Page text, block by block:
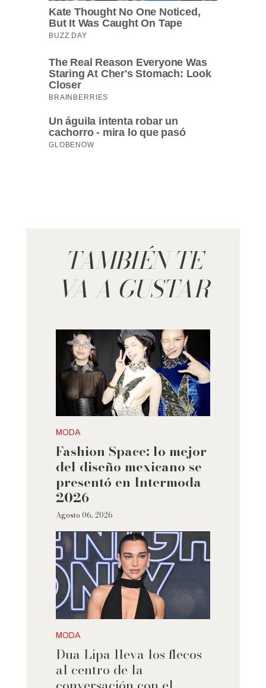
TAMBIÉN TE
VA A GUSTAR
MODA
Fashion Space: lo mejor
del diseño mexicano se
presentó en Intermoda
2026
Agosto 06, 2026
MODA
Dua Lipa lleva los flecos
al centro de la